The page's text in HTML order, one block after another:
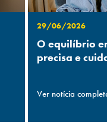
29/06/2026
O equilíbrio
precisa e
Ver notícia